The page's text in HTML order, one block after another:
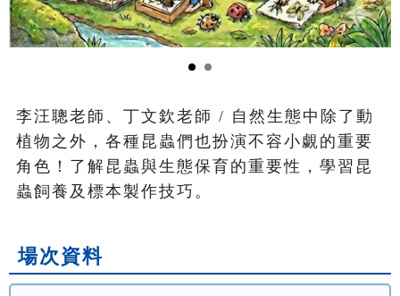
李汪聰老師、丁文欽老師 / 自然生態中除了動
植物之外，各種昆蟲們也扮演不容小覷的重要
角色！了解昆蟲與生態保育的重要性，學習昆
蟲飼養及標本製作技巧。
場次資料